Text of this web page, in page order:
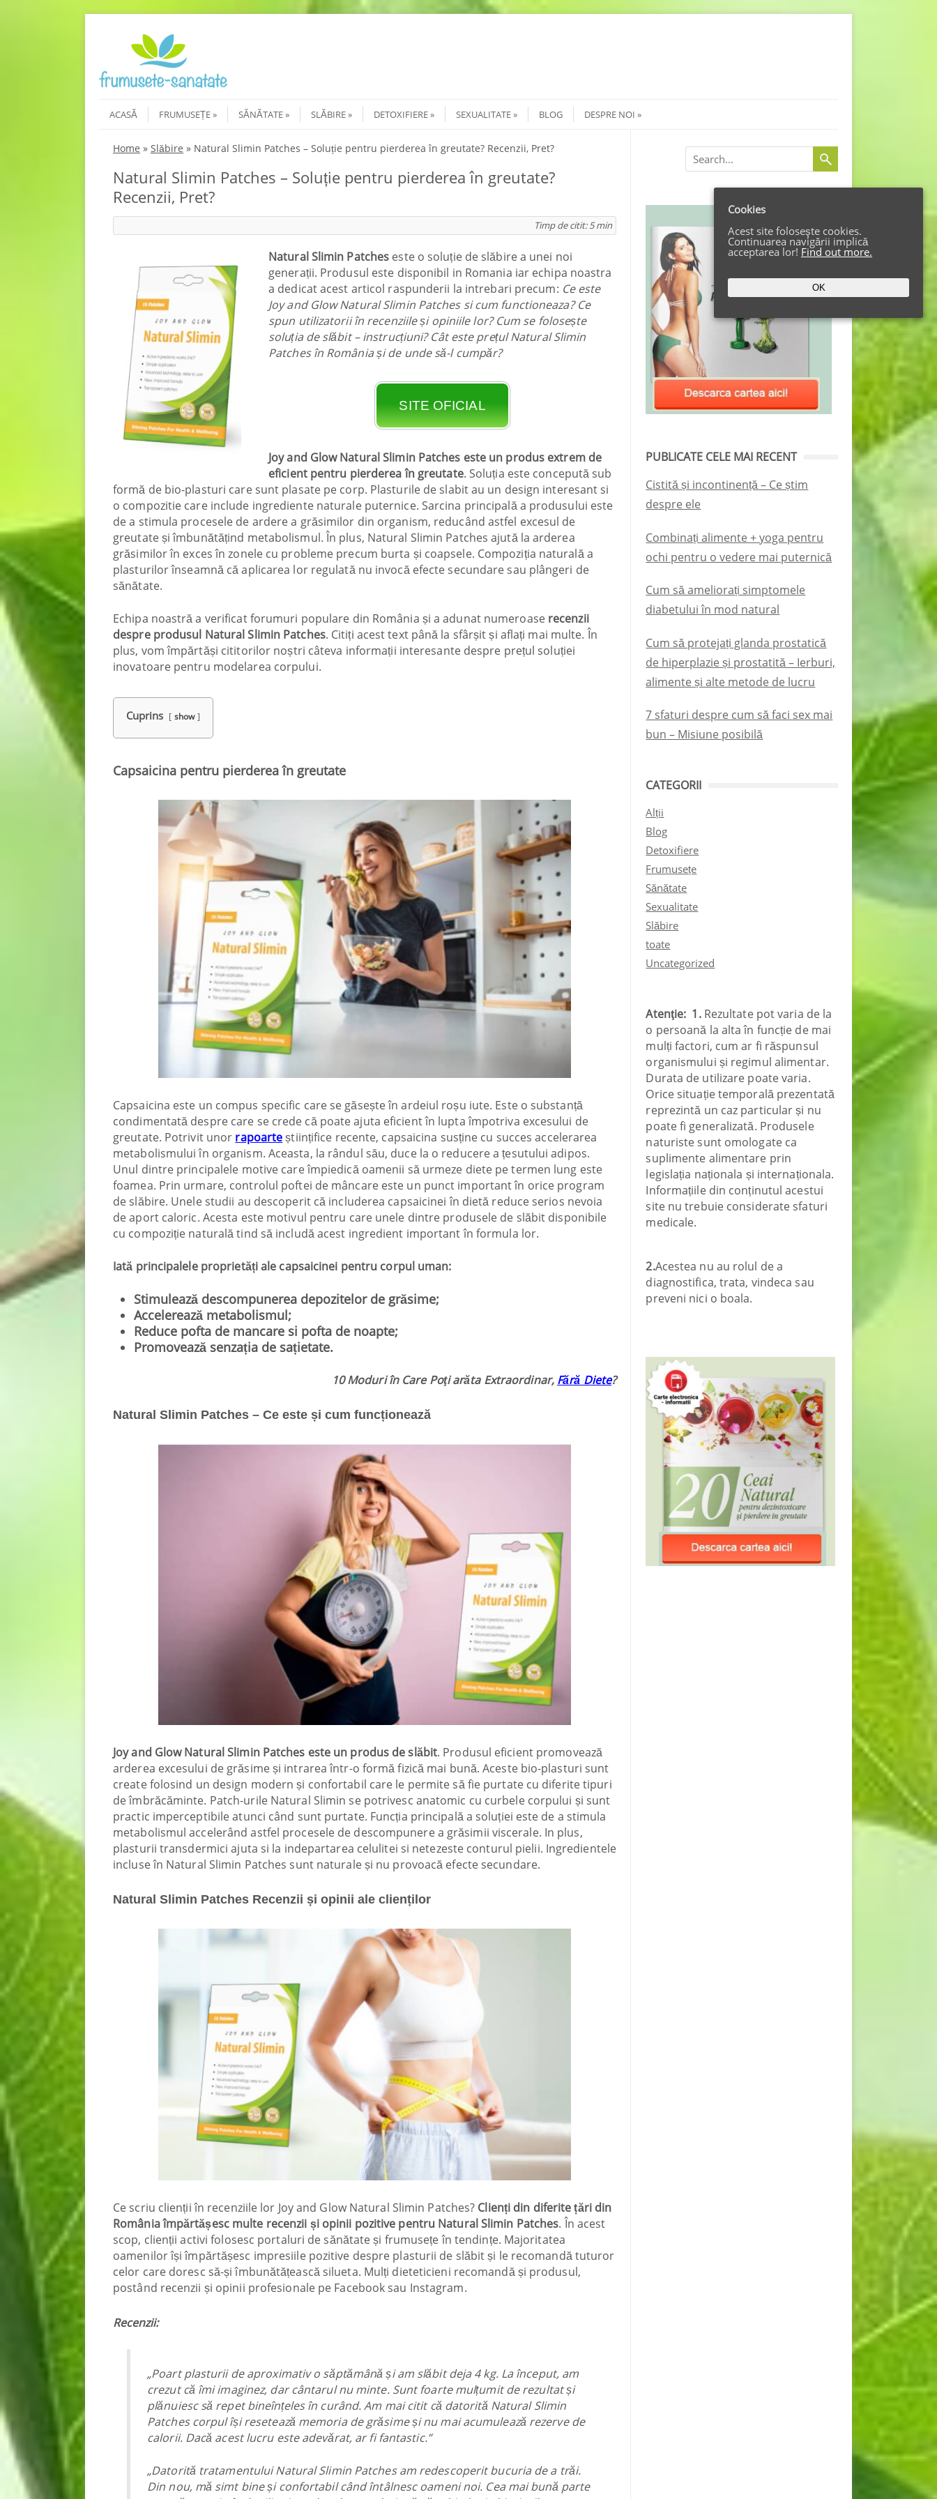
Menu
ACASĂ FRUMUSEȚE SĂNĂTATE SLĂBIRE DETOXIFIERE SEXUALITATE BLOG DESPRE NOI
Home » Slăbire » Natural Slimin Patches – Soluție pentru pierderea în greutate? Recenzii, Pret?
Natural Slimin Patches – Soluție pentru pierderea în greutate?
Recenzii, Pret?
Timp de citit:5 min
Natural Slimin Patches este o soluție de slăbire a unei noi
generații. Produsul este disponibil in Romania iar echipa noastra
a dedicat acest articol raspunderii la intrebari precum: Ce este
Joy and Glow Natural Slimin Patches si cum functioneaza? Ce
spun utilizatorii în recenziile și opiniile lor? Cum se folosește
soluția de slăbit – instrucțiuni? Cât este prețul Natural Slimin
Patches în România și de unde să-l cumpăr?
SITE OFICIAL
Joy and Glow Natural Slimin Patches este un produs extrem de
eficient pentru pierderea în greutate. Soluția este concepută sub
formă de bio-plasturi care sunt plasate pe corp. Plasturile de slabit au un design interesant si
o compozitie care include ingrediente naturale puternice. Sarcina principală a produsului este
de a stimula procesele de ardere a grăsimilor din organism, reducând astfel excesul de
greutate și îmbunătățind metabolismul. În plus, Natural Slimin Patches ajută la arderea
grăsimilor în exces în zonele cu probleme precum burta și coapsele. Compoziția naturală a
plasturilor înseamnă că aplicarea lor regulată nu invocă efecte secundare sau plângeri de
sănătate.
Echipa noastră a verificat forumuri populare din România și a adunat numeroase recenzii
despre produsul Natural Slimin Patches. Citiți acest text până la sfârșit și aflați mai multe. În
plus, vom împărtăși cititorilor noștri câteva informații interesante despre prețul soluției
inovatoare pentru modelarea corpului.
Cuprins show
Capsaicina pentru pierderea în greutate
Capsaicina este un compus specific care se găsește în ardeiul roșu iute. Este o substanță
condimentată despre care se crede că poate ajuta eficient în lupta împotriva excesului de
greutate. Potrivit unor rapoarteștiințifice recente, capsaicina susține cu succes accelerarea
metabolismului în organism. Aceasta, la rândul său, duce la o reducere a țesutului adipos.
Unul dintre principalele motive care împiedică oamenii să urmeze diete pe termen lung este
foamea. Prin urmare, controlul poftei de mâncare este un punct important în orice program
de slăbire. Unele studii au descoperit că includerea capsaicinei în dietă reduce serios nevoia
de aport caloric. Acesta este motivul pentru care unele dintre produsele de slăbit disponibile
cu compoziție naturală tind să includă acest ingredient important în formula lor.
Iată principalele proprietăți ale capsaicinei pentru corpul uman:
Stimulează descompunerea depozitelor de grăsime;
Accelerează metabolismul;
Reduce pofta de mancare si pofta de noapte;
Promovează senzația de sațietate.
10 Moduri în Care Poţi arăta Extraordinar, Fără Diete?
Natural Slimin Patches – Ce este și cum funcționează
Joy and Glow Natural Slimin Patches este un produs de slăbit. Produsul eficient promovează
arderea excesului de grăsime și intrarea într-o formă fizică mai bună. Aceste bio-plasturi sunt
create folosind un design modern și confortabil care le permite să fie purtate cu diferite tipuri
de îmbrăcăminte. Patch-urile Natural Slimin se potrivesc anatomic cu curbele corpului și sunt
practic imperceptibile atunci când sunt purtate. Funcția principală a soluției este de a stimula
metabolismul accelerând astfel procesele de descompunere a grăsimii viscerale. In plus,
plasturii transdermici ajuta si la indepartarea celulitei si netezeste conturul pielii. Ingredientele
incluse în Natural Slimin Patches sunt naturale și nu provoacă efecte secundare.
Natural Slimin Patches Recenzii și opinii ale clienților
Ce scriu clienții în recenziile lor Joy and Glow Natural Slimin Patches? Clienți din diferite țări din
România împărtășesc multe recenzii și opinii pozitive pentru Natural Slimin Patches. În acest
scop, clienții activi folosesc portaluri de sănătate și frumusețe în tendințe. Majoritatea
oamenilor își împărtășesc impresiile pozitive despre plasturii de slăbit și le recomandă tuturor
celor care doresc să-și îmbunătățească silueta. Mulți dieteticieni recomandă și produsul,
postând recenzii și opinii profesionale pe Facebook sau Instagram.
Recenzii:
„Poart plasturii de aproximativ o săptămână și am slăbit deja 4 kg. La început, am
crezut că îmi imaginez, dar cântarul nu minte. Sunt foarte mulțumit de rezultat și
plănuiesc să repet bineînțeles în curând. Am mai citit că datorită Natural Slimin
Patches corpul își resetează memoria de grăsime și nu mai acumulează rezerve de
calorii. Dacă acest lucru este adevărat, ar fi fantastic.”
„Datorită tratamentului Natural Slimin Patches am redescoperit bucuria de a trăi.
Din nou, mă simt bine și confortabil când întâlnesc oameni noi. Cea mai bună parte
PUBLICATE CELE MAI RECENT
Cistită și incontinență – Ce știm
despre ele
Combinați alimente + yoga pentru
ochi pentru o vedere mai puternică
Cum să ameliorați simptomele
diabetului în mod natural
Cum să protejați glanda prostatică
de hiperplazie și prostatită – Ierburi,
alimente și alte metode de lucru
7 sfaturi despre cum să faci sex mai
bun – Misiune posibilă
CATEGORII
Alții
Blog
Detoxifiere
Frumusețe
Sănătate
Sexualitate
Slăbire
toate
Uncategorized
Atenţie: 1.Rezultate pot varia de la
o persoană la alta în funcție de mai
mulți factori, cum ar fi răspunsul
organismului și regimul alimentar.
Durata de utilizare poate varia.
Orice situație temporală prezentată
reprezintă un caz particular și nu
poate fi generalizată. Produsele
naturiste sunt omologate ca
suplimente alimentare prin
legislația naționala și internaționala.
Informațiile din conținutul acestui
site nu trebuie considerate sfaturi
medicale.
2.Acestea nu au rolul de a
diagnostifica, trata, vindeca sau
preveni nici o boala.
Cookies
Acest site foloseşte cookies.
Continuarea navigării implică
acceptarea lor! Find out more.
OK